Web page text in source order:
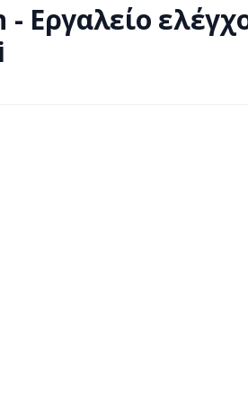
- Εργαλείο